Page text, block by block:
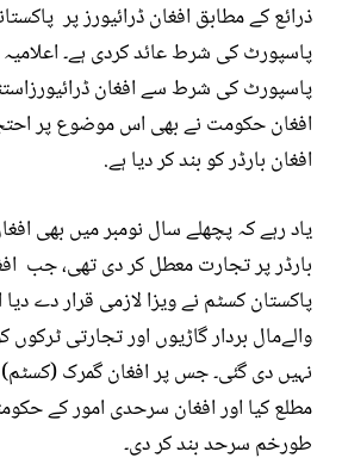
ذرائع کے مطابق افغان ڈرائیورز پر
پاسپورٹ کی شرط عائد کردی ہے۔
پاسپورٹ کی شرط سے افغان
افغان حکومت نے بھی اس موضوع پر
افغان بارڈر کو بند کر دیا ہے.
یاد رہے کہ پچھلے سال نومبر میں بھی
بارڈر پر تجارت معطل کر دی تھی، جب
پاکستان کسٹم نے ویزا لازمی قرار دے
والےمال بردار گاڑیوں اور تجارتی
نہیں دی گئی۔ جس پر افغان گمرک
مطلع کیا اور افغان سرحدی امور کے
طورخم سرحد بند کر دی۔